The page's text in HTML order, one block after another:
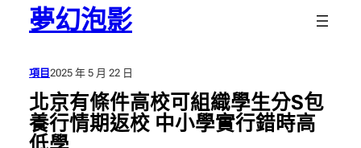
夢幻泡影
項目 2025 年 5 月 22 日
北京有條件高校可組織學生分S包
養行情期返校 中小學實行錯時高